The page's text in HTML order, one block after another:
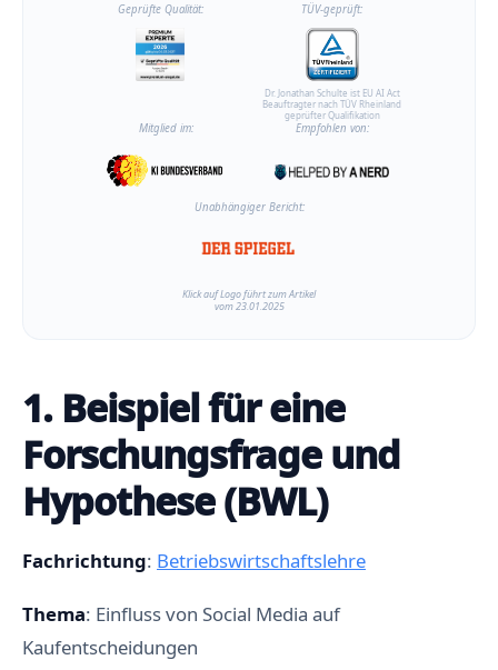
Geprüfte Qualität: TÜV-geprüft:
Dr. Jonathan Schulte ist EU AI Act
Beauftragter nach TÜV Rheinland
geprüfter Qualifikation
Mitglied im: Empfohlen von:
Unabhängiger Bericht:
Klick auf Logo führt zum Artikel
vom 23.01.2025
1. Beispiel für eine
Forschungsfrage und
Hypothese (BWL)
Fachrichtung: Betriebswirtschaftslehre
Thema: Einfluss von Social Media auf
Kaufentscheidungen